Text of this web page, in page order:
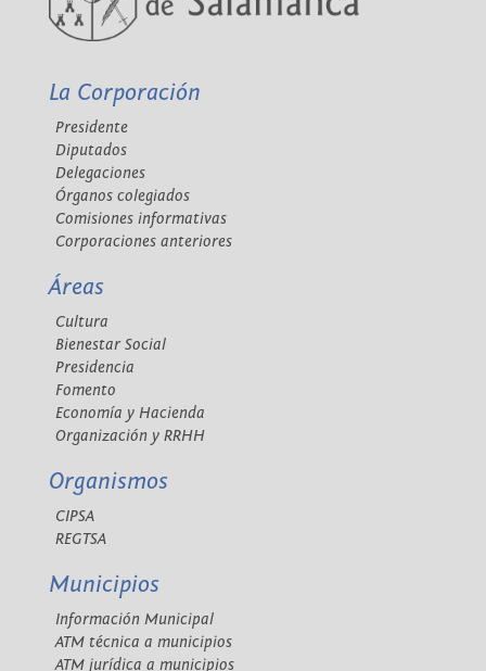
La Corporación
Presidente
Diputados
Delegaciones
Órganos colegiados
Comisiones informativas
Corporaciones anteriores
Áreas
Cultura
Bienestar Social
Presidencia
Fomento
Economía y Hacienda
Organización y RRHH
Organismos
CIPSA
REGTSA
Municipios
Información Municipal
ATM técnica a municipios
ATM jurídica a municipios